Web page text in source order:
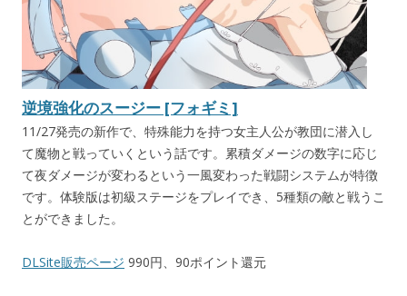
逆境強化のスージー [フォギミ]
11/27発売の新作で、特殊能力を持つ女主人公が教団に潜入し
て魔物と戦っていくという話です。累積ダメージの数字に応じ
て夜ダメージが変わるという一風変わった戦闘システムが特徴
です。体験版は初級ステージをプレイでき、5種類の敵と戦うこ
とができました。
DLSite販売ページ 990円、90ポイント還元